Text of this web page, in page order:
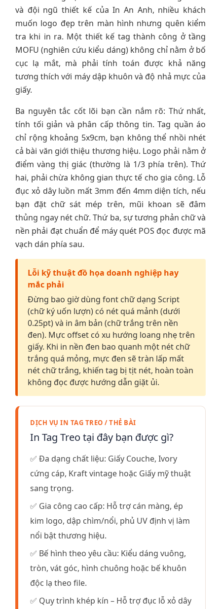
và đội ngũ thiết kế của In An Anh, nhiều khách
muốn logo đẹp trên màn hình nhưng quên kiểm
tra khi in ra. Một thiết kế tag thành công ở tầng
MOFU (nghiên cứu kiểu dáng) không chỉ nằm ở bố
cục lạ mắt, mà phải tính toán được khả năng
tương thích với máy dập khuôn và độ nhả mực của
giấy.
Ba nguyên tắc cốt lõi bạn cần nắm rõ: Thứ nhất,
tính tối giản và phân cấp thông tin. Tag quần áo
chỉ rộng khoảng 5x9cm, bạn không thể nhồi nhét
cả bài văn giới thiệu thương hiệu. Logo phải nằm ở
điểm vàng thị giác (thường là 1/3 phía trên). Thứ
hai, phải chừa không gian thực tế cho gia công. Lỗ
đục xỏ dây luồn mất 3mm đến 4mm diện tích, nếu
bạn đặt chữ sát mép trên, mũi khoan sẽ đâm
thủng ngay nét chữ. Thứ ba, sự tương phản chữ và
nền phải đạt chuẩn để máy quét POS đọc được mã
vạch dán phía sau.
Lỗi kỹ thuật đồ họa doanh nghiệp hay
mắc phải
Đừng bao giờ dùng font chữ dạng Script
(chữ ký uốn lượn) có nét quá mảnh (dưới
0.25pt) và in âm bản (chữ trắng trên nền
đen). Mực offset có xu hướng loang nhẹ trên
giấy. Khi in nền đen bao quanh một nét chữ
trắng quá mỏng, mực đen sẽ tràn lấp mất
nét chữ trắng, khiến tag bị tịt nét, hoàn toàn
không đọc được hướng dẫn giặt ủi.
DỊCH VỤ IN TAG TREO / THẺ BÀI
In Tag Treo tại đây bạn được gì?
✅ Đa dạng chất liệu: Giấy Couche, Ivory
cứng cáp, Kraft vintage hoặc Giấy mỹ thuật
sang trọng.
✅ Gia công cao cấp: Hỗ trợ cán màng, ép
kim logo, dập chìm/nổi, phủ UV định vị làm
nổi bật thương hiệu.
✅ Bế hình theo yêu cầu: Kiểu dáng vuông,
tròn, vát góc, hình chuông hoặc bế khuôn
độc lạ theo file.
✅ Quy trình khép kín – Hỗ trợ đục lỗ xỏ dây